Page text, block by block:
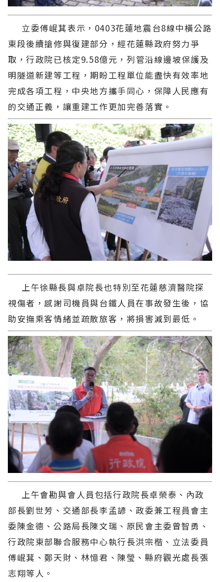
立委傅崐萁表示，0403花蓮地震台8線中橫公路
東段後續搶修與復建部分，經花蓮縣政府努力爭
取，行政院已核定9.58億元，列管沿線邊坡保護及
明隧道新建等工程，期盼工程單位能盡快有效率地
完成各項工程，中央地方攜手同心，保障人民應有
的交通正義，讓重建工作更加完善落實。
上午徐縣長與卓院長也特別至花蓮慈濟醫院探
視傷者，感謝司機員與台鐵人員在事故發生後，協
助安撫乘客情緒並疏散旅客，將損害減到最低。
上午會勘與會人員包括行政院長卓榮泰、內政
部長劉世芳、交通部長李孟諺、政委兼工程員會主
委陳金德、公路局長陳文瑞、原民會主委曾智勇、
行政院東部聯合服務中心執行長洪宗楷、立法委員
傅崐萁、鄭天財、林憶君、陳瑩、縣府觀光處長張
志翔等人。